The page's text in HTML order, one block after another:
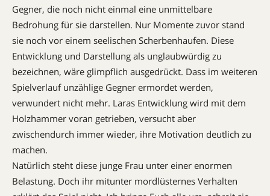
Gegner, die noch nicht einmal eine unmittelbare
Bedrohung für sie darstellen. Nur Momente zuvor stand
sie noch vor einem seelischen Scherbenhaufen. Diese
Entwicklung und Darstellung als unglaubwürdig zu
bezeichnen, wäre glimpflich ausgedrückt. Dass im weiteren
Spielverlauf unzählige Gegner ermordet werden,
verwundert nicht mehr. Laras Entwicklung wird mit dem
Holzhammer voran getrieben, versucht aber
zwischendurch immer wieder, ihre Motivation deutlich zu
machen.
Natürlich steht diese junge Frau unter einer enormen
Belastung. Doch ihr mitunter mordlüsternes Verhalten